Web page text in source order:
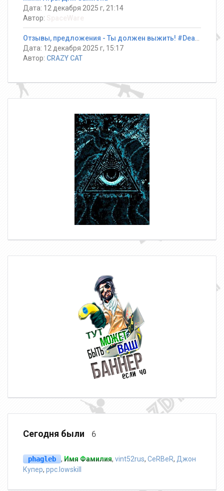
Дата: 12 декабря 2025 г, 21:14
Автор:
Дата: 12 декабря 2025 г, 15:17
Автор: CRAZY CAT
Сегодня были 6
phagleb , Имя Фамилия, vint52rus, CeRBeR, Джон
Купер, ppc.lowskill